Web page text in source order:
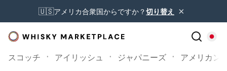
🇺🇸アメリカ合衆国からですか？切り替え ×
スコッチ アイリッシュ ジャパニーズ アメリカン